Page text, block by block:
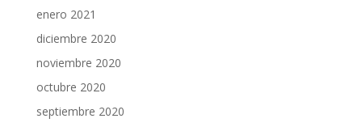
enero 2021
diciembre 2020
noviembre 2020
octubre 2020
septiembre 2020